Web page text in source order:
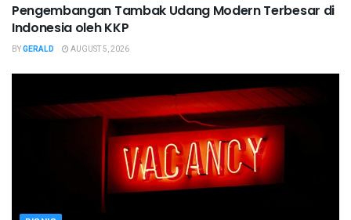
Pengembangan Tambak Udang Modern Terbesar di
Indonesia oleh KKP
BYGERALD AUGUST 5, 2026